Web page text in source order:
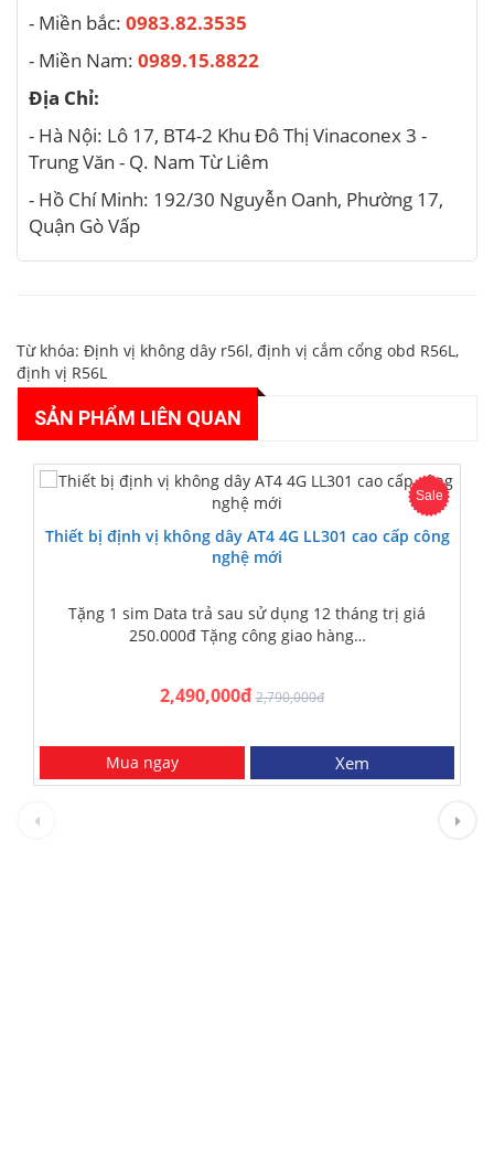
- Miền bắc: 0983.82.3535
- Miền Nam: 0989.15.8822
Địa Chỉ:
- Hà Nội: Lô 17, BT4-2 Khu Đô Thị Vinaconex 3 -
Trung Văn - Q. Nam Từ Liêm
- Hồ Chí Minh: 192/30 Nguyễn Oanh, Phường 17,
Quận Gò Vấp
Từ khóa: Định vị không dây r56l, định vị cắm cổng obd R56L,
định vị R56L
SẢN PHẨM LIÊN QUAN
Sale
Thiết bị định vị không dây AT4 4G LL301 cao cấp công
nghệ mới
Tặng 1 sim Data trả sau sử dụng 12 tháng trị giá
250.000đ Tặng công giao hàng…
2,490,000đ 2,790,000đ
Mua ngay Xem